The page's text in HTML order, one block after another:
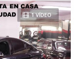
1 VÍDEO